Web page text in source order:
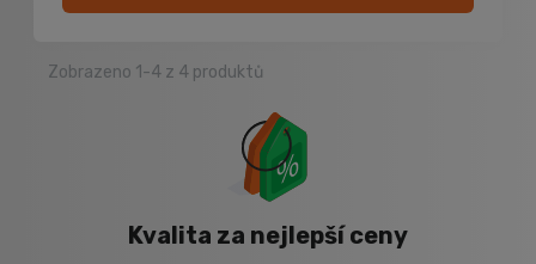
Zobrazeno 1-4 z 4 produktů
Kvalita za nejlepší ceny